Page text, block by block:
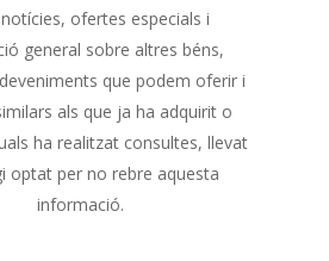
ofertes especials i
general sobre altres béns,
que podem oferir i
als que ja ha adquirit o
ha realitzat consultes, llevat
optat per no rebre aquesta
informació.